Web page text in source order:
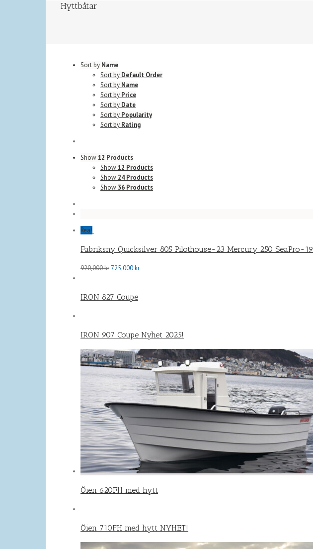
Hyttbåtar
Sort by Name
Sort by Default Order
Sort by Name
Sort by Price
Sort by Date
Sort by Popularity
Sort by Rating
Show12 Products
Show12 Products
Show 24 Products
Show 36 Products
Rea!
Fabriksny Quicksilver 805 Pilothouse-23 Mercury 250 SeaPro-19
920,000kr Det
var:
725,000krDet
IRON 827 Coupe
IRON 907 Coupe Nyhet 2025!
Öien 620FH med hytt
Öien 710FH med hytt NYHET!